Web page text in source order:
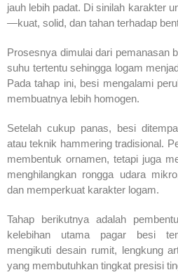
jauh lebih padat. Di sinilah karakter
—kuat, solid, dan tahan terhadap
Prosesnya dimulai dari pemanasan
suhu tertentu sehingga logam
Pada tahap ini, besi mengalami
membuatnya lebih homogen.
Setelah cukup panas, besi
atau teknik hammering tradisional.
membentuk ornamen, tetapi juga
menghilangkan rongga udara
dan memperkuat karakter logam.
Tahap berikutnya adalah
kelebihan utama pagar besi
mengikuti desain rumit, lengkung
yang membutuhkan tingkat presisi